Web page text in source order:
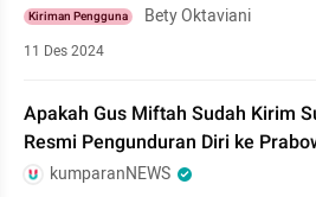
Kiriman Pengguna Bety Oktaviani
11 Des 2024
Apakah Gus Miftah Sudah Kirim
Resmi Pengunduran Diri ke
kumparanNEWS